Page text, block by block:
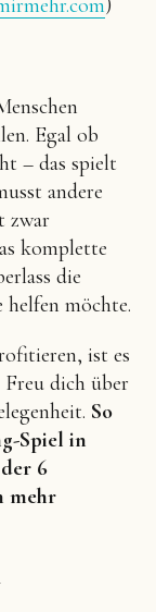
)
Egal ob
– das spielt
andere
zwar
komplette
die
helfen möchte.
ist es
dich über
So
Spiel in
6
mehr